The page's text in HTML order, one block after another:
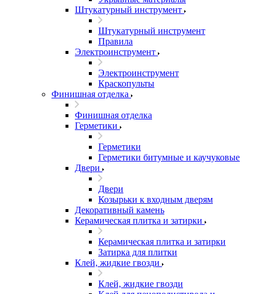
Штукатурный инструмент
Штукатурный инструмент
Правила
Электроинструмент
Электроинструмент
Краскопульты
Финишная отделка
Финишная отделка
Герметики
Герметики
Герметики битумные и каучуковые
Двери
Двери
Козырьки к входным дверям
Декоративный камень
Керамическая плитка и затирки
Керамическая плитка и затирки
Затирка для плитки
Клей, жидкие гвозди
Клей, жидкие гвозди